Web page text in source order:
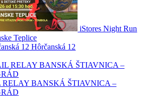
iStores Night Run
Teplice
Hôrčanská 12
RELAY BANSKÁ ŠTIAVNICA –